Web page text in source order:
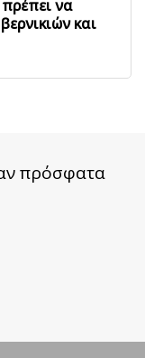
να
και
πρόσφατα